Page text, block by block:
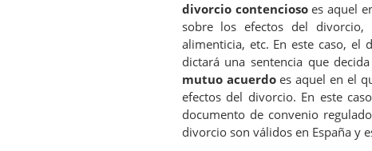
divorcio contenciosoes aquel
sobre los efectos del
alimenticia, etc. En este caso, el
dictará una sentencia que
mutuo acuerdoes aquel en el
efectos del divorcio. En este
documento de convenio
divorcio son válidos en España y